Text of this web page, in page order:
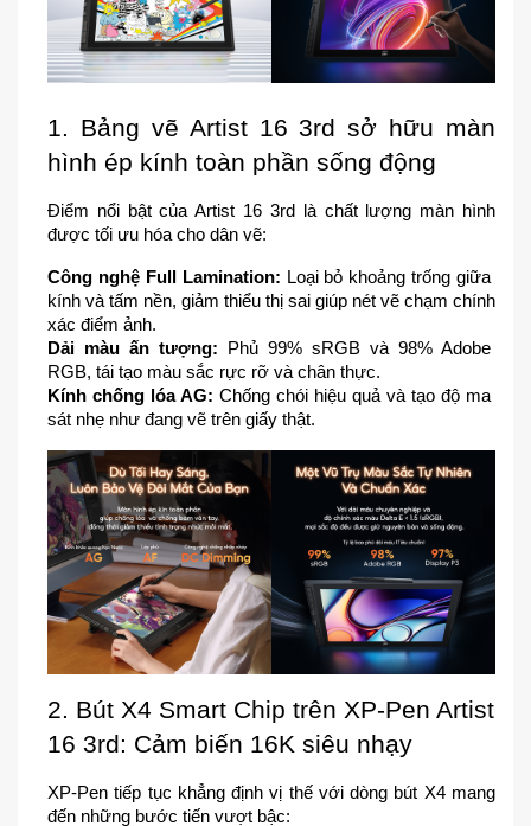
1. Bảng vẽ Artist 16 3rd sở hữu màn
hình ép kính toàn phần sống động
Điểm nổi bật của Artist 16 3rd là chất lượng màn hình
được tối ưu hóa cho dân vẽ:
Công nghệ Full Lamination: Loại bỏ khoảng trống giữa
kính và tấm nền, giảm thiểu thị sai giúp nét vẽ chạm chính
xác điểm ảnh.
Dải màu ấn tượng: Phủ 99% sRGB và 98% Adobe
RGB, tái tạo màu sắc rực rỡ và chân thực.
Kính chống lóa AG: Chống chói hiệu quả và tạo độ ma
sát nhẹ như đang vẽ trên giấy thật.
2. Bút X4 Smart Chip trên XP-Pen Artist
16 3rd: Cảm biến 16K siêu nhạy
XP-Pen tiếp tục khẳng định vị thế với dòng bút X4 mang
đến những bước tiến vượt bậc: